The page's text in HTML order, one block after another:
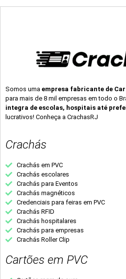
Somos uma empresa fabricante de
para mais de 8 mil empresas em todo o
integra de escolas, hospitais até
lucrativos! Conheça a CrachasRJ
Crachás
Crachás em PVC
Crachás escolares
Crachás para Eventos
Crachás magnéticos
Credenciais para feiras em PVC
Crachás RFID
Crachás hospitalares
Crachás para empresas
Crachás Roller Clip
Cartões em PVC